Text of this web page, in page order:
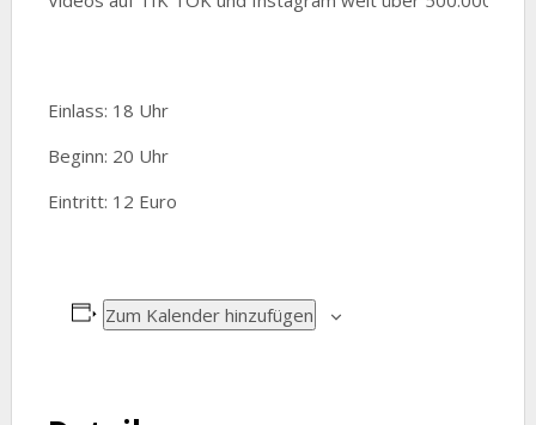
Einlass: 18 Uhr
Beginn: 20 Uhr
Eintritt: 12 Euro
Zum Kalender hinzufügen